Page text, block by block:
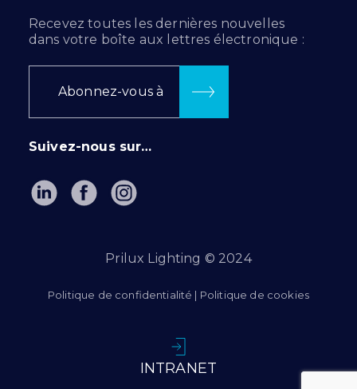
Recevez toutes les dernières nouvelles
dans votre boîte aux lettres électronique :
Abonnez-vous à
Suivez-nous sur…
Prilux Lighting © 2024
Politique de confidentialité | Politique de cookies
INTRANET